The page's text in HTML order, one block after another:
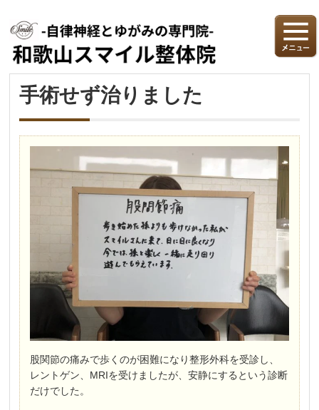
手術せず治りました
股関節の痛みで歩くのが困難になり整形外科を受診し、
レントゲン、MRIを受けましたが、安静にするという診断
だけでした。